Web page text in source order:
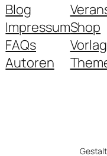
Blog
Impressum
FAQs
Autoren
Shop